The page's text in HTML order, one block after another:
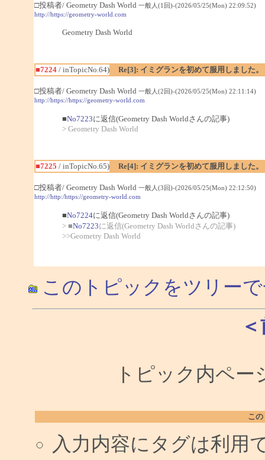
□投稿者/ Geometry Dash World 一般人(1回)-(2026/05/25(Mon) 22:09:52)
http://https://geometry-world.com
Geometry Dash World
■7224/ inTopicNo.64) Re[3]: イミグランを初めて服用しました。
□投稿者/ Geometry Dash World 一般人(2回)-(2026/05/25(Mon) 22:11:14)
http://https://https://geometry-world.com
■No7223に返信(Geometry Dash Worldさんの記事)
> Geometry Dash World
■7225 / inTopicNo.65) Re[4]: イミグランを初めて服用しました。
□投稿者/ Geometry Dash World 一般人(3回)-(2026/05/25(Mon) 22:12:50)
http://http:/https://geometry-world.com
■No7224に返信(Geometry Dash Worldさんの記事)
> ■No7223に返信(Geometry Dash Worldさんの記事)
>>Geometry Dash World
このトピックをツリー
トピック内ペー
こ
入力内容にタグは利用